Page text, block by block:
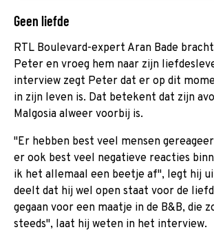
Geen liefde
RTL Boulevard-expert Aran Bade
Peter en vroeg hem naar zijn
interview zegt Peter dat er op dit
in zijn leven is. Dat betekent dat zijn
Malgosia alweer voorbij is.
''Er hebben best veel mensen
er ook best veel negatieve reacties
ik het allemaal een beetje af'', legt hij
deelt dat hij wel open staat voor de
gegaan voor een maatje in de B&B, die
steeds'', laat hij weten in het interview.